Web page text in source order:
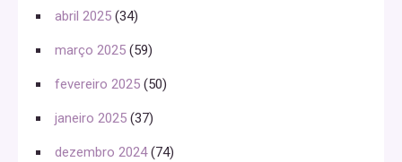
abril 2025 (34)
março 2025 (59)
fevereiro 2025 (50)
janeiro 2025 (37)
dezembro 2024(74)